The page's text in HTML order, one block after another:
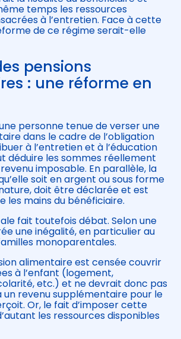
facturation
temps les ressources
à l’entretien. Face à cette
de ce régime serait-elle
pensions
: une réforme en
personne tenue de verser une
dans le cadre de l’obligation
à l’entretien et à l’éducation
déduire les sommes réellement
imposable. En parallèle, la
soit en argent ou sous forme
doit être déclarée et est
les mains du bénéficiaire.
fait toutefois débat. Selon une
une inégalité, en particulier au
monoparentales.
alimentaire est censée couvrir
à l’enfant (logement,
etc.) et ne devrait donc pas
un revenu supplémentaire pour le
Or, le fait d’imposer cette
les ressources disponibles